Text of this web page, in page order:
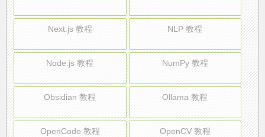
Next.js 教程 NLP 教程
Node.js 教程 NumPy 教程
Obsidian 教程 Ollama 教程
OpenCode 教程 OpenCV 教程